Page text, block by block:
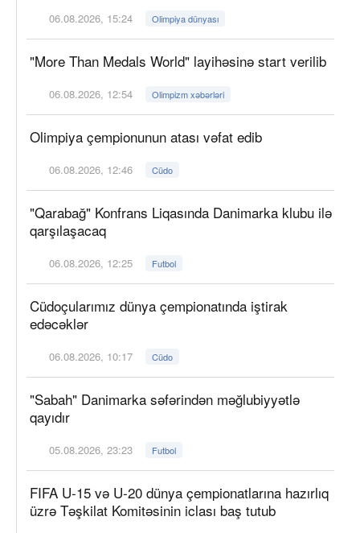
06.08.2026, 15:24 Olimpiya dünyası
"More Than Medals World" layihəsinə start verilib
06.08.2026, 12:54 Olimpizm xəbərləri
Olimpiya çempionunun atası vəfat edib
06.08.2026, 12:46 Cüdo
"Qarabağ" Konfrans Liqasında Danimarka klubu ilə
qarşılaşacaq
06.08.2026, 12:25 Futbol
Cüdoçularımız dünya çempionatında iştirak
edəcəklər
06.08.2026, 10:17 Cüdo
"Sabah" Danimarka səfərindən məğlubiyyətlə
qayıdır
05.08.2026, 23:23 Futbol
FIFA U-15 və U-20 dünya çempionatlarına hazırlıq
üzrə Təşkilat Komitəsinin iclası baş tutub